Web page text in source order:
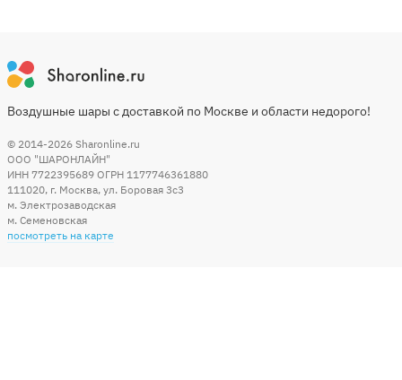
Воздушные шары с доставкой по Москве и области недорого!
© 2014-2026 Sharonline.ru
ООО "ШАРОНЛАЙН"
ИНН 7722395689 ОГРН 1177746361880
111020, г. Москва, ул. Боровая 3c3
м. Электрозаводская
м. Семеновская
посмотреть на карте